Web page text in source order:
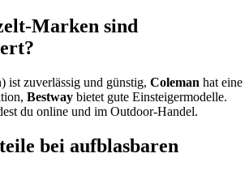
Marken sind
ist zuverlässig und günstig, Coleman hat eine
Bestway bietet gute Einsteigermodelle.
du online und im Outdoor-Handel.
bei aufblasbaren